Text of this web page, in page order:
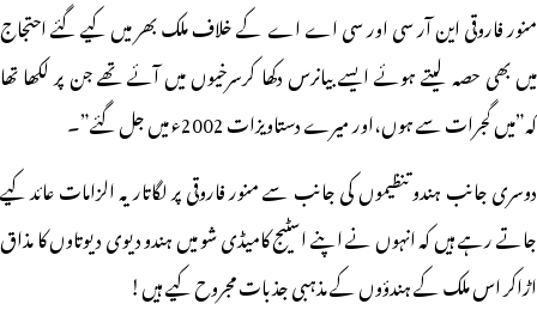
منور فاروقی این آر سی اور سی اے اے کے خلاف ملک بھر میں کیے گئے احتجاج
میں بھی حصہ لیتے ہوئے ایسے بیانرس دکھا کرسرخیوں میں آئے تھے جن پر لکھا تھا
کہ”میں گجرات سے ہوں،اور میرے دستاویزات 2002ء میں جل گئے”۔
دوسری جانب ہندو تنظیموں کی جانب سے منور فاروقی پر لگاتار یہ الزامات عائد کیے
جاتے رہے ہیں کہ انہوں نے اپنے اسٹیج کامیڈی شو میں ہندو دیوی دیوتاوں کا مذاق
اڑاکر اس ملک کے ہندؤوں کے مذہبی جذبات مجروح کیے ہیں!